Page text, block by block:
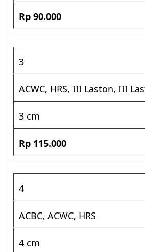
Rp 90.000
3
ACWC, HRS, III Laston, III
3 cm
Rp 115.000
4
ACBC, ACWC, HRS
4 cm